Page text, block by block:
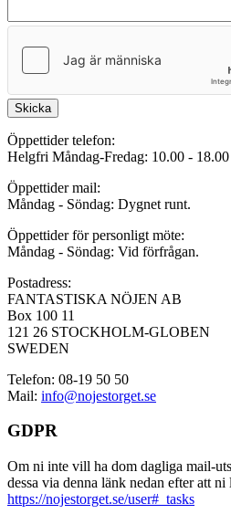
Skicka
Öppettider telefon:
Helgfri Måndag-Fredag: 10.00 - 18.00
Öppettider mail:
Måndag - Söndag: Dygnet runt.
Öppettider för personligt möte:
Måndag - Söndag: Vid förfrågan.
Postadress:
FANTASTISKA NÖJEN AB
Box 100 11
121 26 STOCKHOLM-GLOBEN
SWEDEN
Telefon: 08-19 50 50
Mail: info@nojestorget.se
GDPR
Om ni inte vill ha dom dagliga mail-
dessa via denna länk nedan efter att
https://nojestorget.se/user#_tasks